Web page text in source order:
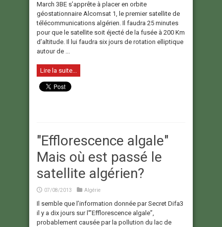
March 3BE s’apprête à placer en orbite
géostationnaire Alcomsat 1, le premier satellite de
télécommunications algérien. Il faudra 25 minutes
pour que le satellite soit éjecté de la fusée à 200 Km
d’altitude. Il lui faudra six jours de rotation elliptique
autour de ...
Lire la suite...
"Efflorescence algale"
Mais où est passé le
satellite algérien?
07/08/2013 Algérie
Il semble que l’information donnée par Secret Difa3
il y a dix jours sur l'”Efflorescence algale”,
probablement causée par la pollution du lac de